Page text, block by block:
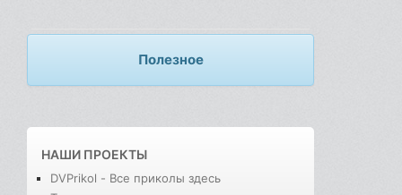
Полезное
НАШИ ПРОЕКТЫ
DVPrikol - Все приколы здесь